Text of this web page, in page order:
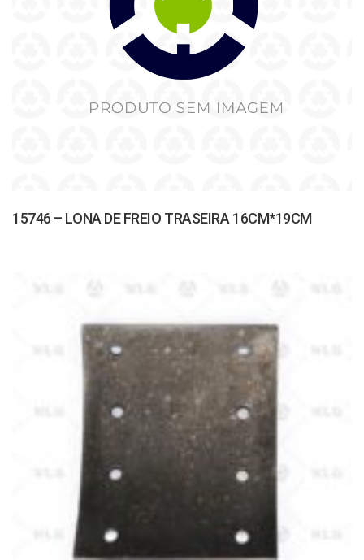
15746 – LONA DE FREIO TRASEIRA 16CM*19CM